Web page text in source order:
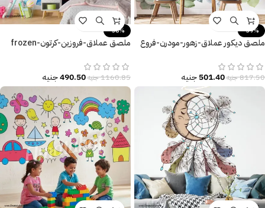
-39%
ملصق ديكور عملاق-زهور-مودرن-فروع
817.50جنيه501.40جنيه
-58%
ملصق عملاق-فروزين-كرتون-frozen
1160.85جنيه490.50جنيه